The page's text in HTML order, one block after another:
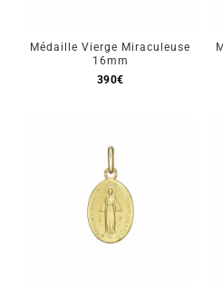
Médaille Vierge Miraculeuse
16mm
390€